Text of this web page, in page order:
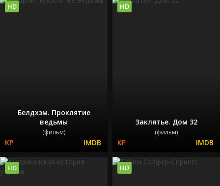
Белдхэм. Проклятие
ведьмы
(фильм)
HD
Заклятье. Дом 32
(фильм)
HD
HD HD